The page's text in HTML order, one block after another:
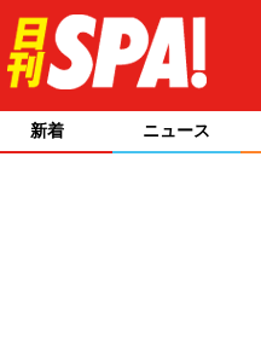
新着 ニュース